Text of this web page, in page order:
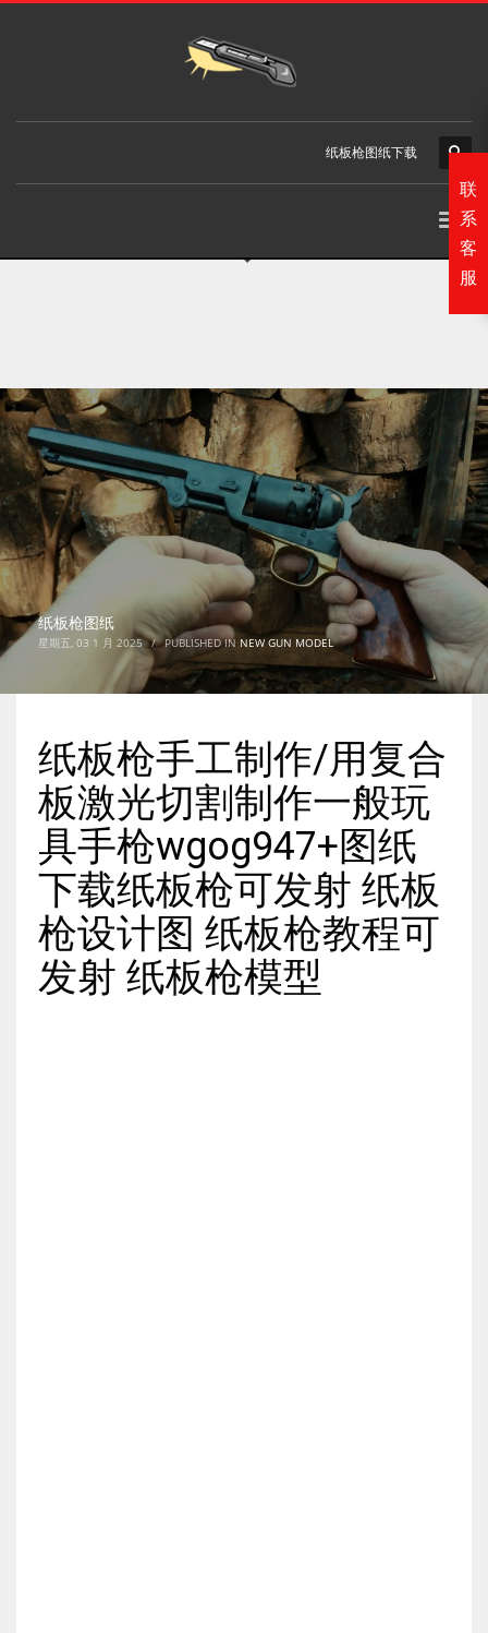
纸板枪图纸下载
纸板枪图纸
星期五, 03 1 月 2025 / PUBLISHED IN NEW GUN MODEL
纸板枪手工制作/用复合
板激光切割制作一般玩
具手枪wgog947+图纸
下载纸板枪可发射 纸板
枪设计图 纸板枪教程可
发射 纸板枪模型
联
系
客
服